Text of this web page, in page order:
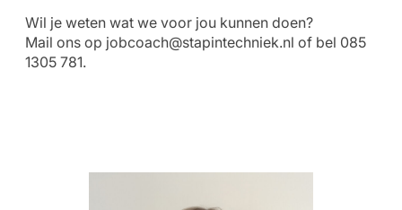
Wil je weten wat we voor jou kunnen doen?
Mail ons op jobcoach@stapintechniek.nl of bel 085
1305 781.